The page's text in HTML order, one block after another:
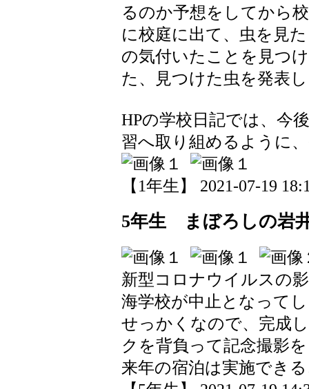
るのか予想をしてから
に校庭に出て、虫を見
の気付いたことを見つ
た、見つけた虫を発表
HPの学校日記では、今
習へ取り組めるように
【1年生】 2021-07-19
5年生 まぼろしの岩
新型コロナウイルスの
海学校が中止となって
せっかくなので、完成
クを背負って記念撮影
来年の宿泊は実施でき